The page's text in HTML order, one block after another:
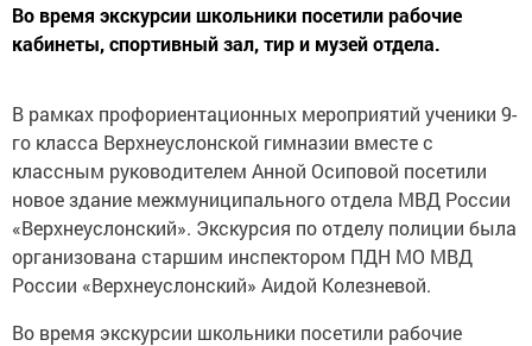
Во время экскурсии школьники посетили рабочие
кабинеты, спортивный зал, тир и музей отдела.
В рамках профориентационных мероприятий ученики 9-
го класса Верхнеуслонской гимназии вместе с
классным руководителем Анной Осиповой посетили
новое здание межмуниципального отдела МВД России
«Верхнеуслонский». Экскурсия по отделу полиции была
организована старшим инспектором ПДН МО МВД
России «Верхнеуслонский» Аидой Колезневой.
Во время экскурсии школьники посетили рабочие